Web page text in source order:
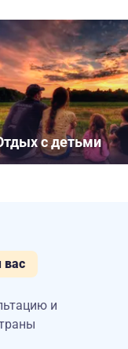
с детьми
вас
и